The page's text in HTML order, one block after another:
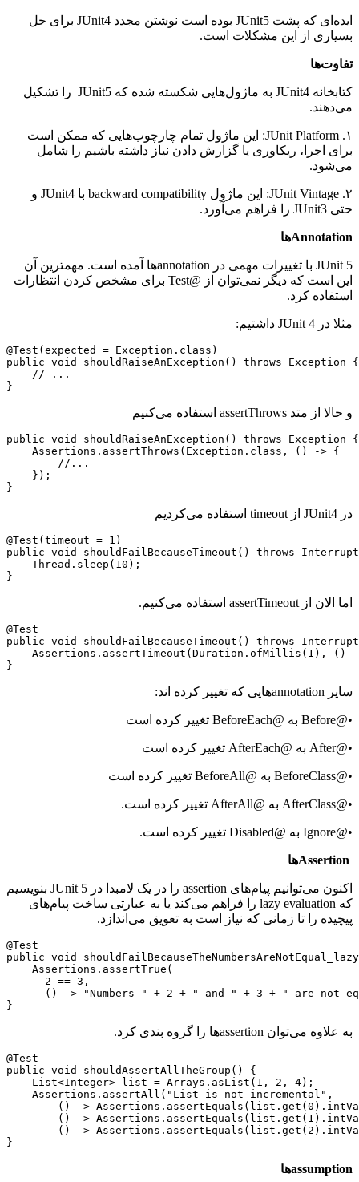
ایده‌ای که پشت JUnit5 بوده است نوشتن مجدد JUnit4 برای حل
بسیاری از این مشکلات است.
تفاوت‌ها
کتابخانه JUnit4 به ماژول‌هایی شکسته شده که JUnit5 را تشکیل
می‌دهند.
۱. JUnit Platform: این ماژول تمام چارچوب‌هایی که ممکن است
برای اجرا، ریکاوری یا گزارش دادن نیاز داشته باشیم را شامل
می‌شود.
۲. JUnit Vintage: این ماژول backward compatibility با JUnit4 و
حتی JUnit3 را فراهم می‌آورد.
Annotationها
JUnit 5 با تغییرات مهمی در annotationها آمده است. مهمترین آن
این است که دیگر نمی‌توان از @Test برای مشخص کردن انتظارات
استفاده کرد.
مثلا در JUnit 4 داشتیم:
@Test(expected = Exception.class)
public void shouldRaiseAnException() throws Exception {
    // ...
}
و حالا از متد assertThrows استفاده می‌کنیم
public void shouldRaiseAnException() throws Exception {
    Assertions.assertThrows(Exception.class, () -> {
        //...
    });
}
در JUnit4 از timeout استفاده می‌کردیم
@Test(timeout = 1)
public void shouldFailBecauseTimeout() throws
    Thread.sleep(10);
}
اما الان از assertTimeout استفاده می‌کنیم.
@Test
public void shouldFailBecauseTimeout() throws
Assertions.assertTimeout(Duration.ofMillis(1), ()
}
سایر annotationهایی که تغییر کرده اند:
•@Before به @BeforeEach تغییر کرده است
•@After به @AfterEach تغییر کرده است
•@BeforeClass به @BeforeAll تغییر کرده است
•@AfterClass به @AfterAll تغییر کرده است.
•@Ignore به @Disabled تغییر کرده است.
Assertionها
اکنون می‌توانیم پیام‌های assertion را در یک لامبدا در JUnit 5 بنویسیم
که lazy evaluation را فراهم می‌کند یا به عبارتی ساخت پیام‌های
پیچیده را تا زمانی که نیاز است به تعویق می‌اندازد.
@Test
public void
    Assertions.assertTrue(
      2 == 3,
() -> "Numbers " + 2 + " and " + 3 + " are not
}
به علاوه می‌توان assertionها را گروه بندی کرد.
@Test
public void shouldAssertAllTheGroup() {
    List<Integer> list = Arrays.asList(1, 2, 4);
    Assertions.assertAll("List is not incremental",
() ->
() ->
() ->
}
assumptionها